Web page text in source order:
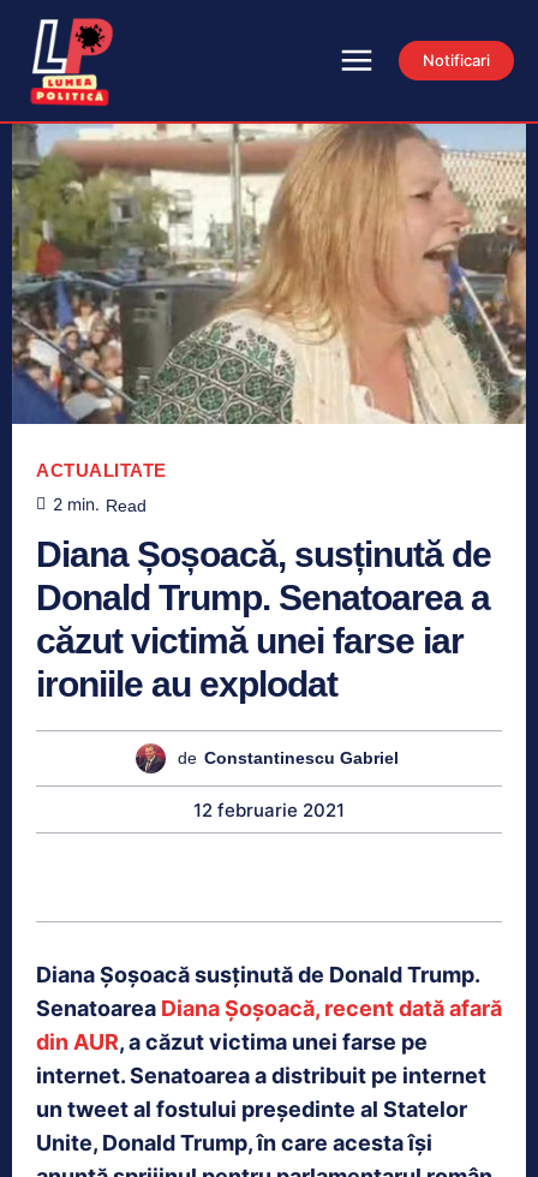
Notificari
ACTUALITATE
2 min. Read
Diana Șoșoacă, susținută de
Donald Trump. Senatoarea a
căzut victimă unei farse iar
ironiile au explodat
de Constantinescu Gabriel
12 februarie 2021
Diana Șoșoacă susținută de Donald Trump.
Senatoarea Diana Șoșoacă, recent dată afară
din AUR, a căzut victima unei farse pe
internet. Senatoarea a distribuit pe internet
un tweet al fostului președinte al Statelor
Unite, Donald Trump, în care acesta își